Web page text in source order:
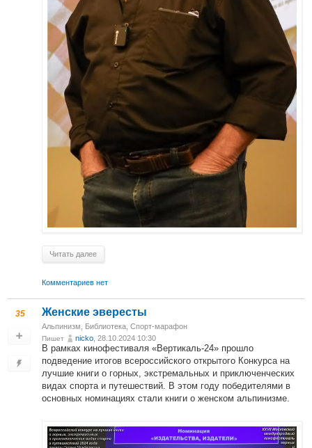
Читать далее
Комментариев нет
35 Женские эвересты
Альпинизм Библиотека Спорт-марафон
Пишет nicko , 28.10.2024 10:30
В рамках кинофестиваля «Вертикаль-24» прошло
подведение итогов всероссийского открытого Конкурса на
лучшие книги о горных, экстремальных и приключенческих
видах спорта и путешествий. В этом году победителями в
основных номинациях стали книги о женском альпинизме.